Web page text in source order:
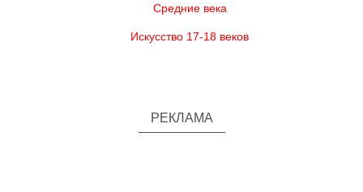
Средние века
Искусство 17-18 веков
РЕКЛАМА